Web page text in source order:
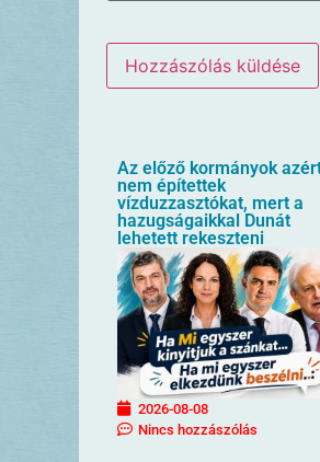
Az előző kormányok
nem építettek
vízduzzasztókat, mert a
hazugságaikkal Dunát
lehetett rekeszteni
2026-08-08
Nincs hozzászólás